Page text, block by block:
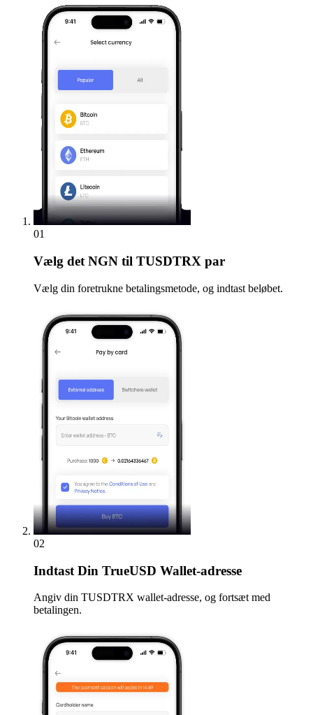
01
Vælg det NGN til TUSDTRX par
Vælg din foretrukne betalingsmetode, og indtast beløbet.
02
Indtast Din TrueUSD Wallet-adresse
Angiv din TUSDTRX wallet-adresse, og fortsæt med
betalingen.